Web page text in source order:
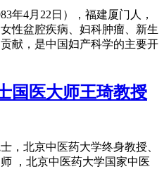
年4月22日），福建厦门人，
性盆腔疾病、妇科肿瘤、新生
献，是中国妇产科学的主要开
国医大师王琦教授
，北京中医药大学终身教授、
，北京中医药大学国家中医